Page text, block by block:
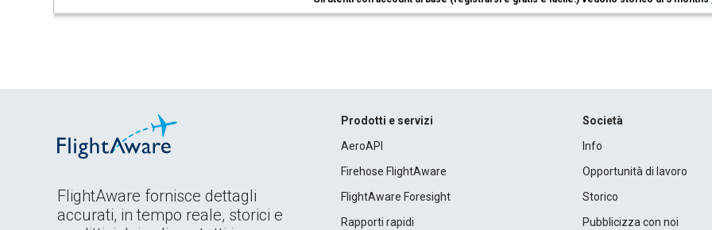
FlightAware fornisce dettagli
accurati, in tempo reale, storici e
Prodotti e servizi
AeroAPI
Firehose FlightAware
FlightAware Foresight
Rapporti rapidi
Società
Info
Opportunità di lavoro
Storico
Pubblicizza con noi